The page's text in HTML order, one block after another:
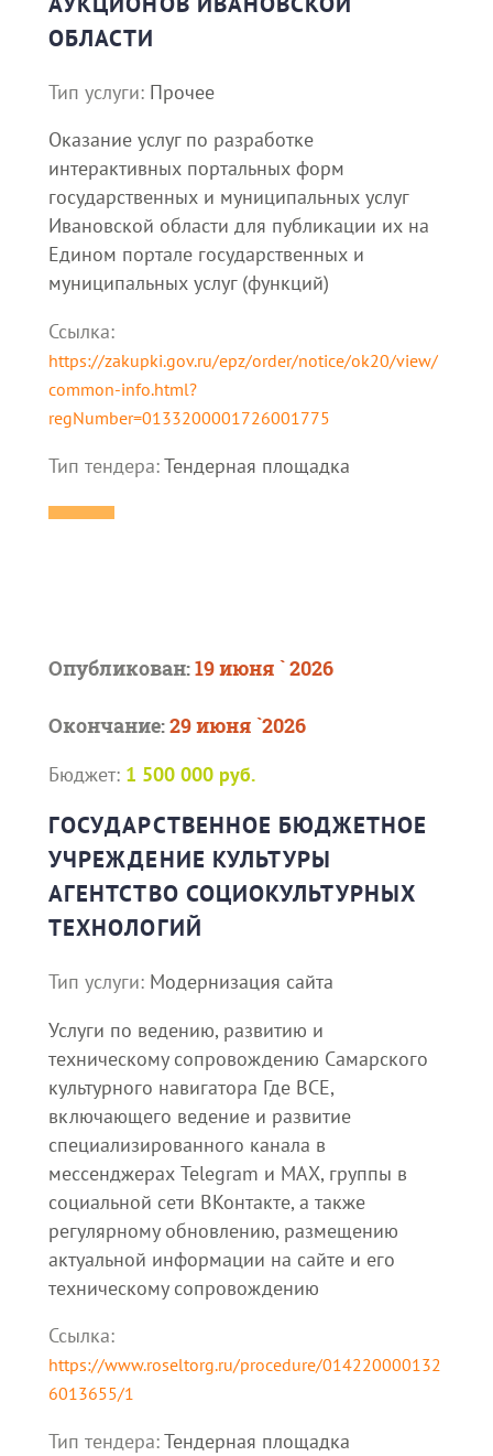
ОБЛАСТИ
Тип услуги: Прочее
Оказание услуг по разработке
интерактивных портальных форм
государственных и муниципальных услуг
Ивановской области для публикации их на
Едином портале государственных и
муниципальных услуг (функций)
Ссылка:
https://zakupki.gov.ru/epz/order/notice/ok20/view/
common-info.html?
regNumber=0133200001726001775
Тип тендера:Тендерная площадка
Опубликован:19 июня ` 2026
Окончание:29 июня `2026
Бюджет: 1 500 000 руб.
ГОСУДАРСТВЕННОЕ БЮДЖЕТНОЕ
УЧРЕЖДЕНИЕ КУЛЬТУРЫ
АГЕНТСТВО СОЦИОКУЛЬТУРНЫХ
ТЕХНОЛОГИЙ
Тип услуги: Модернизация сайта
Услуги по ведению, развитию и
техническому сопровождению Самарского
культурного навигатора Где ВСЕ,
включающего ведение и развитие
специализированного канала в
мессенджерах Telegram и МАХ, группы в
социальной сети ВКонтакте, а также
регулярному обновлению, размещению
актуальной информации на сайте и его
техническому сопровождению
Ссылка:
https://www.roseltorg.ru/procedure/014220000132
6013655/1
Тип тендера:Тендерная площадка